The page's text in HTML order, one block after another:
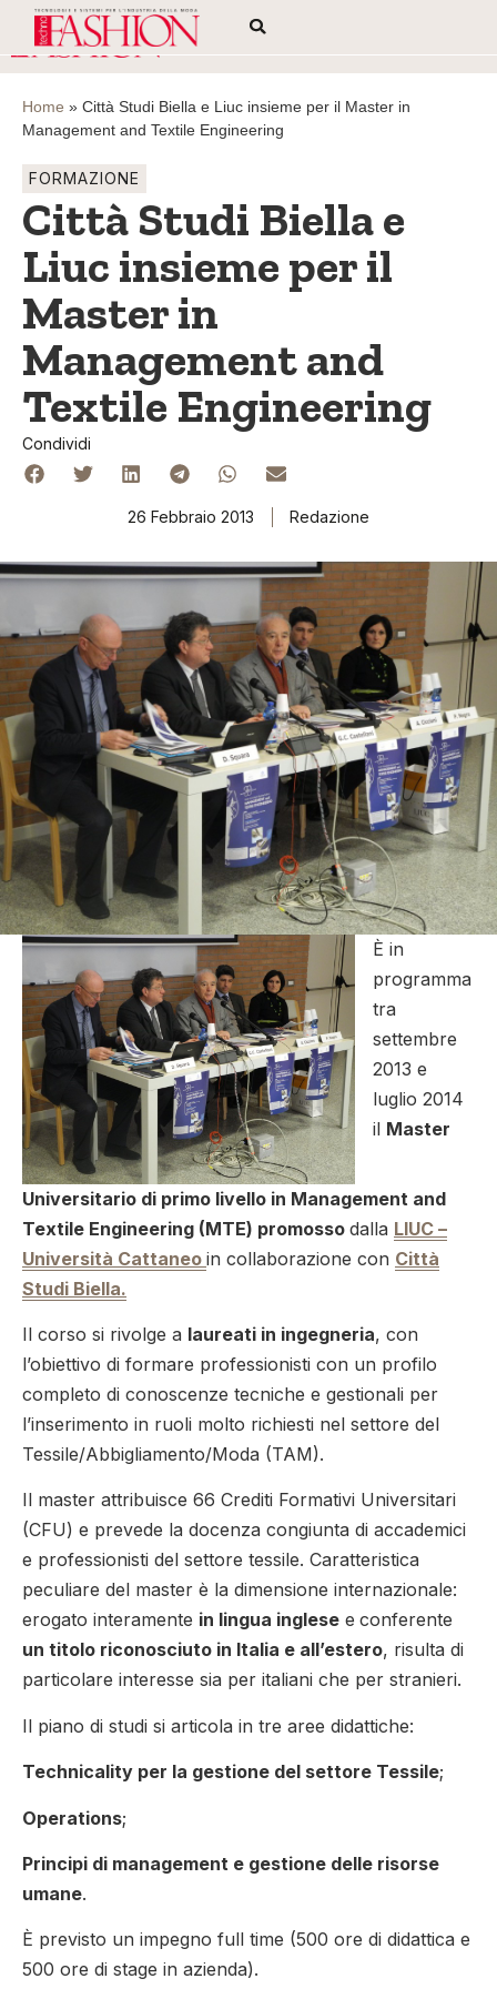
Home » Città Studi Biella e Liuc insieme per il Master in
Management and Textile Engineering
FORMAZIONE
Città Studi Biella e
Liuc insieme per il
Master in
Management and
Textile Engineering
Condividi
26 Febbraio 2013 Redazione
È in
programma
tra
settembre
2013 e
luglio 2014
il Master
Universitario di primo livello in Management and
Textile Engineering (MTE) promosso dalla LIUC –
Università Cattaneo in collaborazione con Città
Studi Biella.
Il corso si rivolge a laureati in ingegneria, con
l’obiettivo di formare professionisti con un profilo
completo di conoscenze tecniche e gestionali per
l’inserimento in ruoli molto richiesti nel settore del
Tessile/Abbigliamento/Moda (TAM).
Il master attribuisce 66 Crediti Formativi Universitari
(CFU) e prevede la docenza congiunta di accademici
e professionisti del settore tessile. Caratteristica
peculiare del master è la dimensione internazionale:
erogato interamente in lingua inglese e conferente
un titolo riconosciuto in Italia e all’estero, risulta di
particolare interesse sia per italiani che per stranieri.
Il piano di studi si articola in tre aree didattiche:
Technicality per la gestione del settore Tessile;
Operations;
Principi di management e gestione delle risorse
umane.
È previsto un impegno full time (500 ore di didattica e
500 ore di stage in azienda).